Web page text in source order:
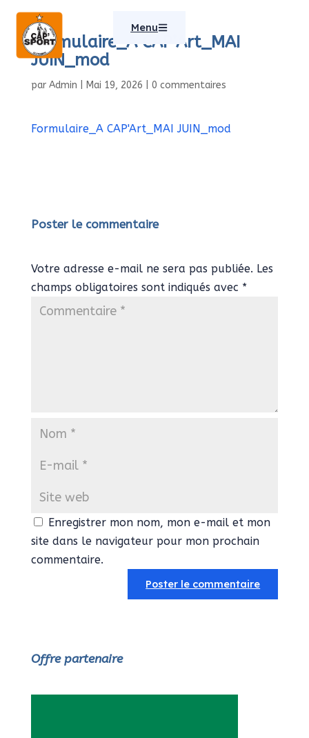
Menu
Formulaire_A CAP’Art_MAI
JUIN_mod
par Admin Mai 19, 2026 0 commentaires
Formulaire_A CAP'Art_MAI JUIN_mod
Poster le commentaire
Votre adresse e-mail ne sera pas publiée. Les
champs obligatoires sont indiqués avec *
Enregistrer mon nom, mon e-mail et mon
site dans le navigateur pour mon prochain
commentaire.
Offre partenaire